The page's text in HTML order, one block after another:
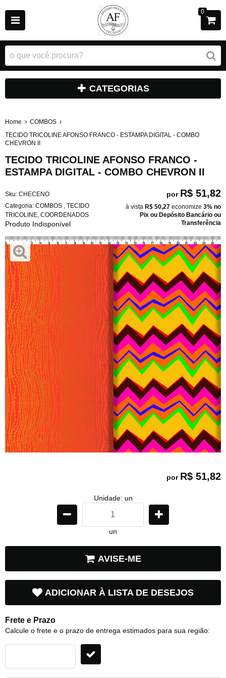
0
CATEGORIAS
Home
COMBOS
TECIDO TRICOLINE AFONSO FRANCO - ESTAMPA DIGITAL - COMBO
CHEVRON II
TECIDO TRICOLINE AFONSO FRANCO -
ESTAMPA DIGITAL - COMBO CHEVRON II
Sku: CHECENO
Categoria: COMBOS
TECIDO
TRICOLINE COORDENADOS
Produto Indisponível
por R$ 51,82
à vista R$ 50,27 economize 3% no
Pix ou Depósito Bancário ou
Transferência
por R$ 51,82
Unidade: un
un
AVISE-ME
ADICIONAR À LISTA DE DESEJOS
Frete e Prazo
Calcule o frete e o prazo de entrega estimados para sua região: